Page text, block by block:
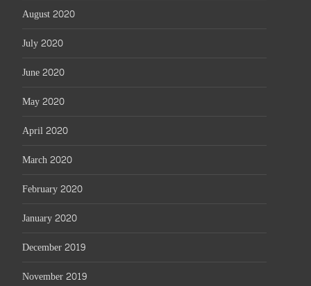
August 2020
July 2020
June 2020
May 2020
April 2020
March 2020
February 2020
January 2020
December 2019
November 2019